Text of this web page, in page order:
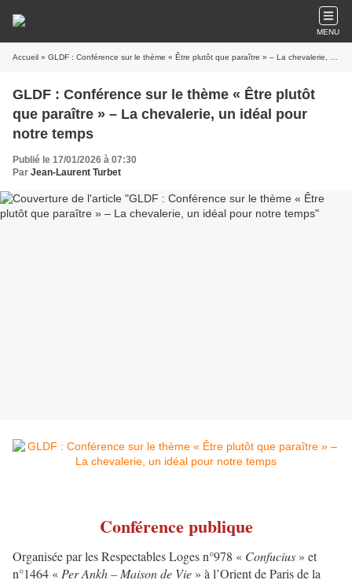
MENU
Accueil » GLDF : Conférence sur le thème « Être plutôt que paraître » – La chevalerie, un idéal pour notre temps
GLDF : Conférence sur le thème « Être plutôt
que paraître » – La chevalerie, un idéal pour
notre temps
Publié le 17/01/2026 à 07:30
Par Jean-Laurent Turbet
Conférence publique
Organisée par les Respectables Loges n°978 « Confucius » et
n°1464 « Per Ankh – Maison de Vie » à l’Orient de Paris de la